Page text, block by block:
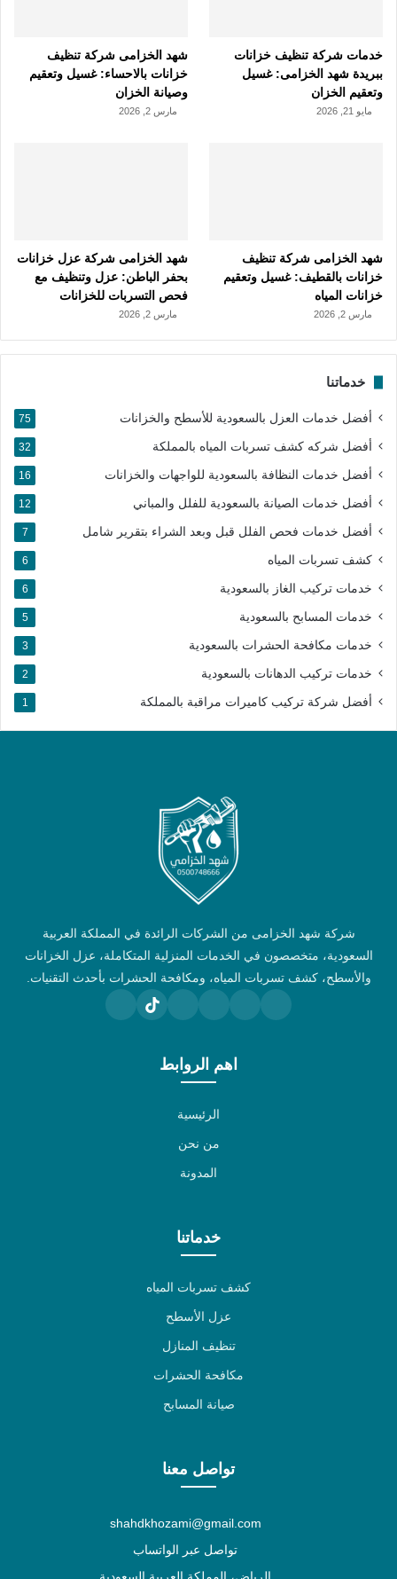
خدمات شركة تنظيف خزانات
ببريدة شهد الخزامى: غسيل
وتعقيم الخزان
مايو 21, 2026
شهد الخزامى شركة تنظيف
خزانات بالاحساء: غسيل وتعقيم
وصيانة الخزان
مارس 2, 2026
شهد الخزامى شركة تنظيف
خزانات بالقطيف: غسيل وتعقيم
خزانات المياه
مارس 2, 2026
شهد الخزامى شركة عزل خزانات
بحفر الباطن: عزل وتنظيف مع
فحص التسربات للخزانات
مارس 2, 2026
خدماتنا
أفضل خدمات العزل بالسعودية للأسطح والخزانات 75
أفضل شركه كشف تسربات المياه بالمملكة 32
أفضل خدمات النظافة بالسعودية للواجهات والخزانات 16
أفضل خدمات الصيانة بالسعودية للفلل والمباني 12
أفضل خدمات فحص الفلل قبل وبعد الشراء بتقرير شامل 7
كشف تسربات المياه 6
خدمات تركيب الغاز بالسعودية 6
خدمات المسابح بالسعودية 5
خدمات مكافحة الحشرات بالسعودية 3
خدمات تركيب الدهانات بالسعودية 2
أفضل شركة تركيب كاميرات مراقبة بالمملكة​ 1
شركة شهد الخزامى من الشركات الرائدة في المملكة العربية
السعودية، متخصصون في الخدمات المنزلية المتكاملة، عزل الخزانات
والأسطح، كشف تسربات المياه، ومكافحة الحشرات بأحدث التقنيات.
اهم الروابط
الرئيسية
من نحن
المدونة
خدماتنا
كشف تسربات المياه
عزل الأسطح
تنظيف المنازل
مكافحة الحشرات
صيانة المسابح
تواصل معنا
shahdkhozami@gmail.com
تواصل عبر الواتساب
الرياض، المملكة العربية السعودية